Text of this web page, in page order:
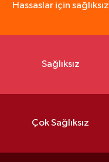
Hassaslar için sağlıksız
Sağlıksız
Çok Sağlıksız